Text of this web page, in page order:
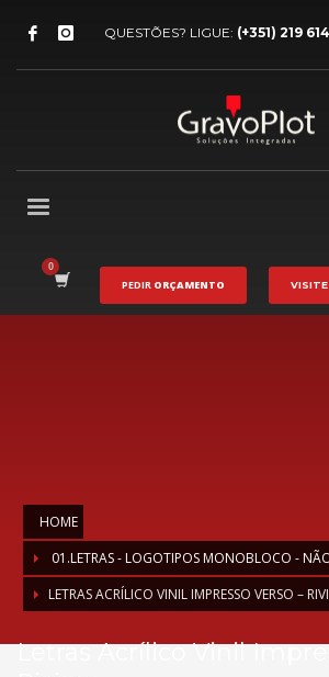
QUESTÕES? LIGUE: (+351) 219
PEDIR ORÇAMENTO VISITE
HOME
01.LETRAS - LOGOTIPOS MONOBLOCO -
LETRAS ACRÍLICO VINIL IMPRESSO VERSO –
Letras Acrílico Vinil